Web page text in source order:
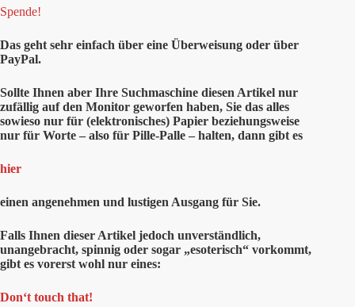
Spende!
Das geht sehr einfach über eine Überweisung oder über
PayPal.
Sollte Ihnen aber Ihre Suchmaschine diesen Artikel nur
zufällig auf den Monitor geworfen haben, Sie das alles
sowieso nur für (elektronisches) Papier beziehungsweise
nur für Worte – also für Pille-Palle – halten, dann gibt es
hier
einen angenehmen und lustigen Ausgang für Sie.
Falls Ihnen dieser Artikel jedoch unverständlich,
unangebracht, spinnig oder sogar „esoterisch“ vorkommt,
gibt es vorerst wohl nur eines:
Don‘t touch that!